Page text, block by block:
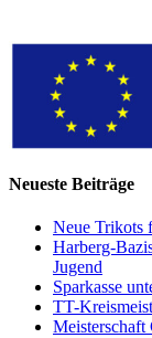
Neueste Beiträge
Neue Trikots
Harberg-
Jugend
Sparkasse
TT-
Meisterschaft